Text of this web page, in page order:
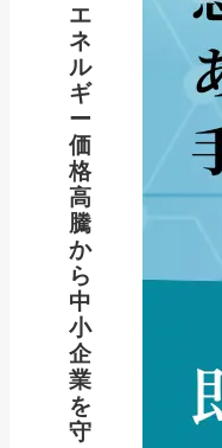
エ
ネ
ル
ギ
ー
価
格
高
騰
か
ら
中
小
企
業
を
守